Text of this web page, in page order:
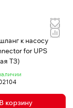
к насосу
for UPS
ТЗ)
В корзину